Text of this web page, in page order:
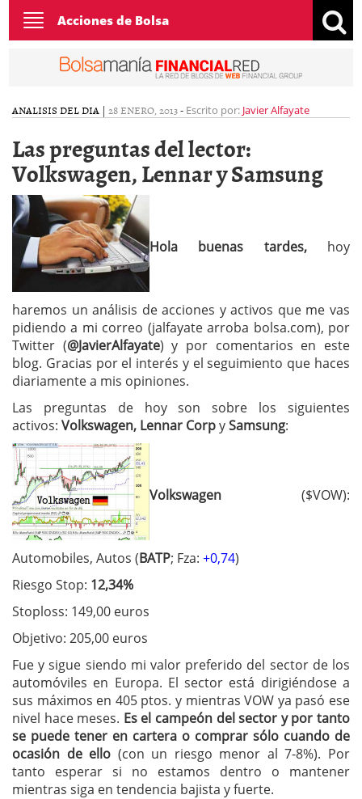
Toggle
navigation
Acciones de Bolsa
ANALISIS DEL DIA | 28 ENERO, 2013- Escrito por: Javier Alfayate
Las preguntas del lector:
Volkswagen, Lennar y Samsung
Hola buenas tardes, hoy
haremos un análisis de acciones y activos que me vas
pidiendo a mi correo (jalfayate arroba bolsa.com), por
Twitter (@JavierAlfayate) y por comentarios en este
blog. Gracias por el interés y el seguimiento que haces
diariamente a mis opiniones.
Las preguntas de hoy son sobre los siguientes
activos: Volkswagen, Lennar CorpySamsung:
Volkswagen ($VOW):
Automobiles, Autos (BATP; Fza: +0,74)
Riesgo Stop: 12,34%
Stoploss: 149,00 euros
Objetivo: 205,00 euros
Fue y sigue siendo mi valor preferido del sector de los
automóviles en Europa. El sector está dirigiéndose a
sus máximos en 405 ptos. y mientras VOW ya pasó ese
nivel hace meses. Es el campeón del sector y por tanto
se puede tener en cartera o comprar sólo cuando de
ocasión de ello (con un riesgo menor al 7-8%). Por
tanto esperar si no estamos dentro o mantener
mientras siga en tendencia bajista y fuerte.